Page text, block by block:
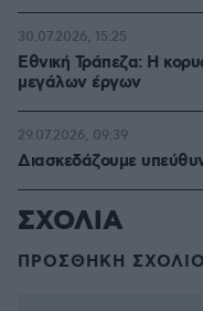
Εθνική Τράπεζα: Η
μεγάλων έργων
30.07.2026, 15:25
Διασκεδάζουμε
29.07.2026, 09:39
ΣΧΟΛΙΑ
ΠΡΟΣΘΗΚΗ